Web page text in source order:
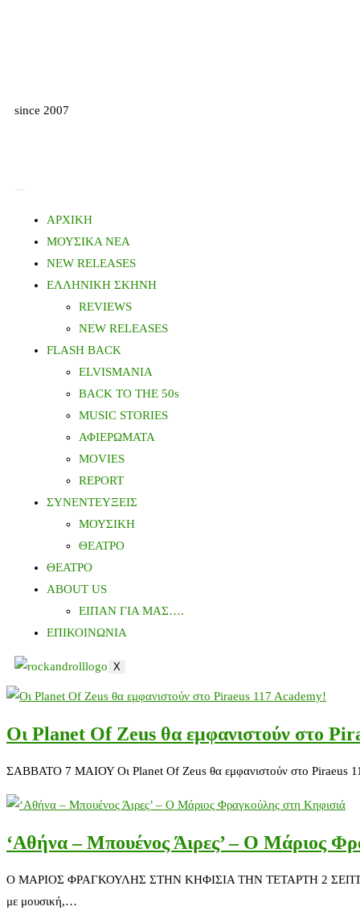
since 2007
ΑΡΧΙΚΗ
ΜΟΥΣΙΚΑ ΝΕΑ
NEW RELEASES
ΕΛΛΗΝΙΚΗ ΣΚΗΝΗ
REVIEWS
NEW RELEASES
FLASH BACK
ELVISMANIA
BACK TO THE 50s
MUSIC STORIES
ΑΦΙΕΡΩΜΑΤΑ
MOVIES
REPORT
ΣΥΝΕΝΤΕΥΞΕΙΣ
ΜΟΥΣΙΚΗ
ΘΕΑΤΡΟ
ΘΕΑΤΡΟ
ABOUT US
ΕΙΠΑΝ ΓΙΑ ΜΑΣ….
ΕΠΙΚΟΙΝΩΝΙΑ
X
Οι Planet Of Zeus θα εμφανιστούν στο
ΣΑΒΒΑΤΟ 7 ΜΑΙΟΥ Οι Planet Of Zeus θα εμφανιστούν στο Piraeus
‘Αθήνα – Μπουένος Άιρες’ – Ο Μάριος
Ο ΜΑΡΙΟΣ ΦΡΑΓΚΟΥΛΗΣ ΣΤΗΝ ΚΗΦΙΣΙΑ ΤΗΝ ΤΕΤΑΡΤΗ 2
με μουσική,…